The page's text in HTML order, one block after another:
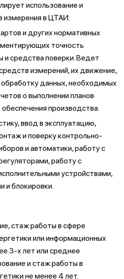
использование и
измерения в ЦТАИ.
и других нормативных
точность
и средства поверки. Ведет
измерений, их движение,
данных, необходимых
о выполнении планов
производства.
ввод в эксплуатацию,
и поверку контрольно-
и автоматики, работу с
работу с
устройствами,
и блокировки.
стаж работы в сфере
или информационных
3-х лет или среднее
и стаж работы в
не менее 4 лет.